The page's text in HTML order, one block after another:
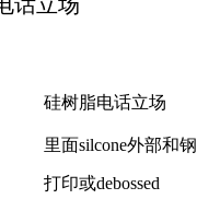
硅树脂电话立场
里面silcone外部和钢
打印或debossed